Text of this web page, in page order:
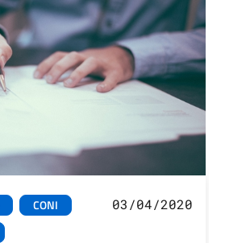
CONI
03/04/2020